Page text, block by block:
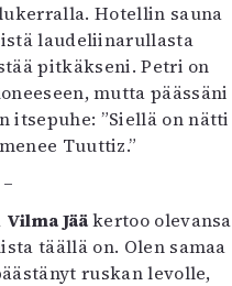
Hotellin sauna
laudeliinarullasta
pitkäkseni. Petri on
mutta päässäni
itsepuhe: ”Siellä on nätti
Tuuttiz.”
Vilma Jääkertoo olevansa
täällä on. Olen samaa
ruskan levolle,